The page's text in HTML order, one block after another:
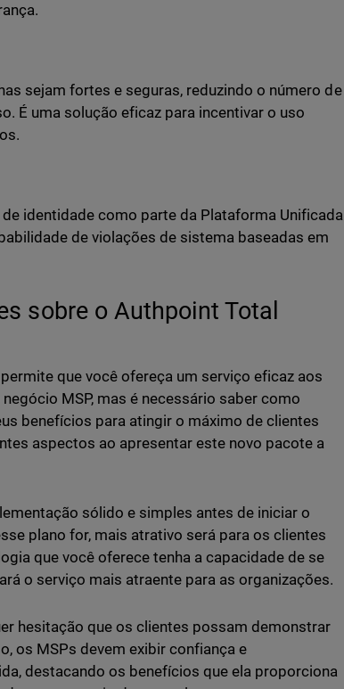
sejam fortes e seguras, reduzindo o número de
É uma solução eficaz para incentivar o uso
identidade como parte da Plataforma Unificada
de violações de sistema baseadas em
sobre o Authpoint Total
que você ofereça um serviço eficaz aos
MSP, mas é necessário saber como
benefícios para atingir o máximo de clientes
aspectos ao apresentar este novo pacote a
sólido e simples antes de iniciar o
plano for, mais atrativo será para os clientes
que você oferece tenha a capacidade de se
o serviço mais atraente para as organizações.
hesitação que os clientes possam demonstrar
os MSPs devem exibir confiança e
destacando os benefícios que ela proporciona